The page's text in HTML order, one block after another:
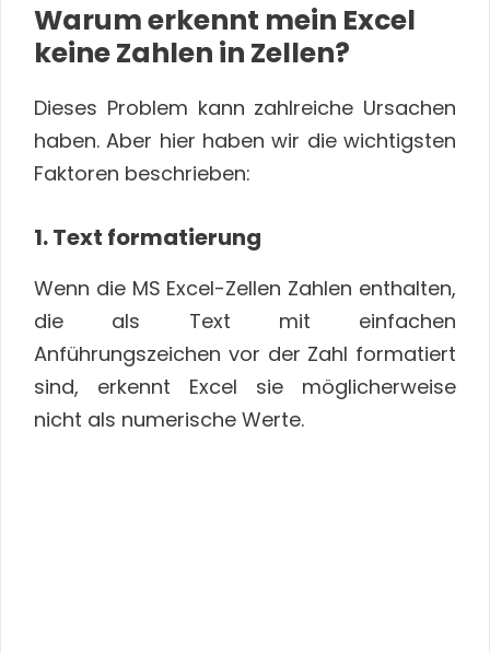
Warum erkennt mein Excel
keine Zahlen in Zellen?
Dieses Problem kann zahlreiche Ursachen
haben. Aber hier haben wir die wichtigsten
Faktoren beschrieben:
1. Text formatierung
Wenn die MS Excel-Zellen Zahlen enthalten,
die als Text mit einfachen
Anführungszeichen vor der Zahl formatiert
sind, erkennt Excel sie möglicherweise
nicht als numerische Werte.